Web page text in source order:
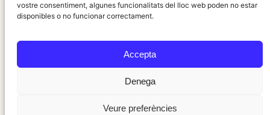
vostre consentiment, algunes funcionalitats del lloc web poden no estar
disponibles o no funcionar correctament.
Accepta
Denega
Veure preferències
elRidaura.com